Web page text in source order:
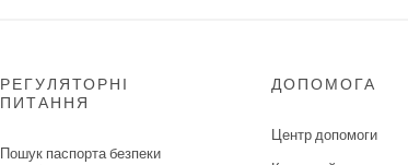
РЕГУЛЯТОРНІ
ПИТАННЯ
Пошук паспорта безпеки
ДОПОМОГА
Центр допомоги